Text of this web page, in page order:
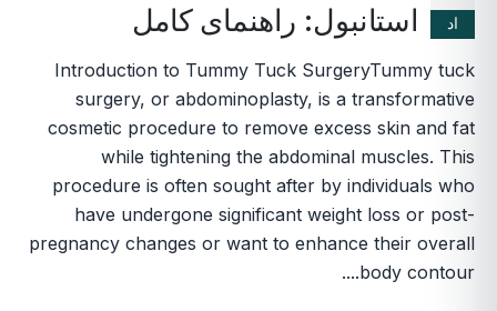
اد
استانبول: راهنمای کامل
Introduction to Tummy Tuck SurgeryTummy tuck
surgery, or abdominoplasty, is a transformative
cosmetic procedure to remove excess skin and fat
while tightening the abdominal muscles. This
procedure is often sought after by individuals who
have undergone significant weight loss or post-
pregnancy changes or want to enhance their overall
body contour....